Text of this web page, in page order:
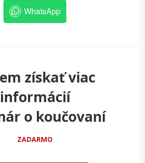
WhatsApp
získať viac
informácií
o koučovaní
ZADARMO